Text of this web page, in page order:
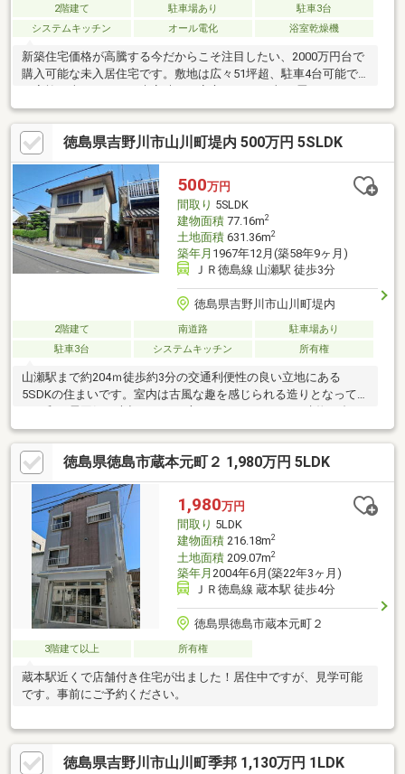
2階建て 駐車場あり
駐車3台
システムキッチン
オール電化 浴室乾燥機
新築住宅価格が高騰する今だからこそ注目したい、2000万円台で
購入可能な未入居住宅です。敷地は広々51坪超、駐車4台可能で
備え、リビングと一体利用することでさらに開放感のある空間を
実現しています。シューズクロークやリビング収納、洗面脱衣室
収納など収納も充実。沖洲小学校徒歩圏内、イオンモール徳島ま
で車で約3分と生活利便性も良好です。子育て世帯から幅広い世代
まで快適に暮らせる住まいをぜひ現地でご体感ください。
徳島県吉野川市山川町堤内 500万円 5SLDK
500万円
間取り 5SLDK
建物面積77.16m2
土地面積631.36m2
築年月 1967年12月(築58年9ヶ月)
ＪＲ徳島線 山瀬駅 徒歩3分
徳島県吉野川市山川町堤内
2階建て 南道路
駐車場あり
駐車3台
システムキッチン 所有権
山瀬駅まで約204ｍ徒歩約3分の交通利便性の良い立地にある
5SDKの住まいです。室内は古風な趣を感じられる造りとなってお
り、和の雰囲気を大切にしたい方にもおすすめです。建物の裏に
はお庭があり、家庭菜園やガーデニングなどもお楽しみいただけ
ます。駐車場は建物前ではなく、すぐ裏手の土地をご利用いただ
く形となります。周辺は閑静な住宅街のため落ち着いた住環境が
魅力です。山瀬小学校まで約471ｍ徒歩約6分、山川中学校まで約
1884ｍ徒歩約24分と子育て世帯にもご検討いただける立地です。
徳島県徳島市蔵本元町２ 1,980万円 5LDK
1,980万円
間取り 5LDK
建物面積216.18m2
土地面積209.07m2
築年月 2004年6月(築22年3ヶ月)
ＪＲ徳島線 蔵本駅 徒歩4分
徳島県徳島市蔵本元町２
3階建て以上 所有権
蔵本駅近くで店舗付き住宅が出ました！居住中ですが、見学可能
です。事前にご予約ください。
徳島県吉野川市山川町季邦 1,130万円 1LDK